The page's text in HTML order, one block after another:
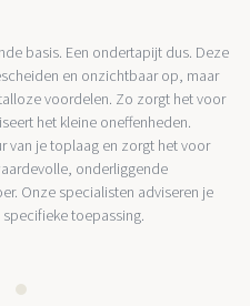
basis. Een ondertapijt dus. Deze
en onzichtbaar op, maar
voordelen. Zo zorgt het voor
het kleine oneffenheden.
van je toplaag en zorgt het voor
onderliggende
Onze specialisten adviseren je
toepassing.